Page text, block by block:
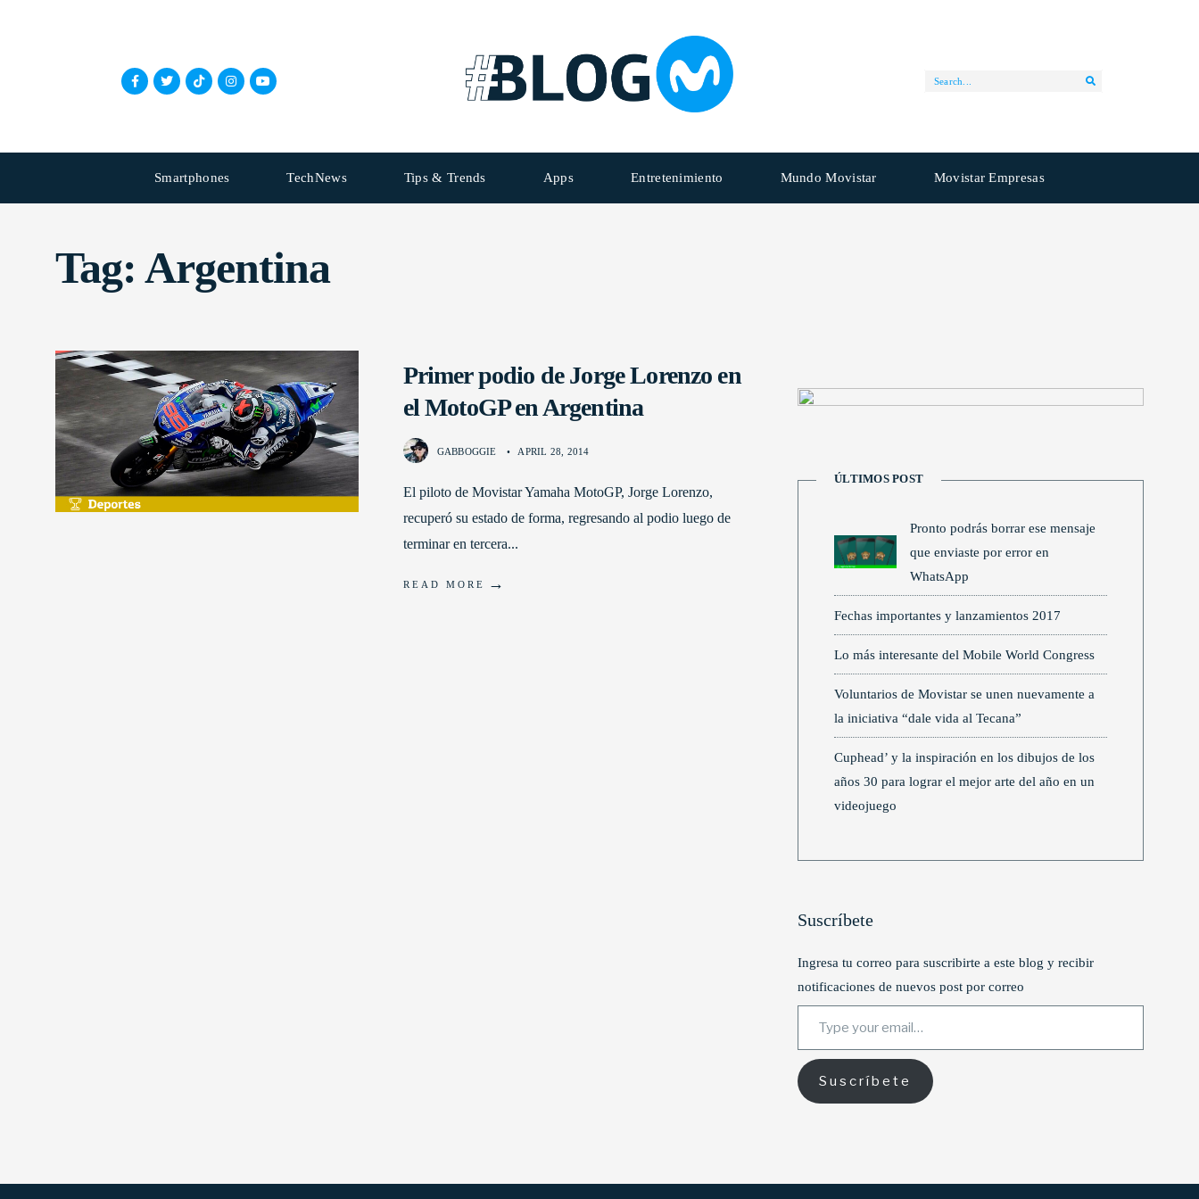
Smartphones TechNews Tips & Trends Apps Entretenimiento Mundo Movistar Movistar Empresas
Tag: Argentina
Primer podio de Jorge Lorenzo en
el MotoGP en Argentina
GABBOGGIE • APRIL 28, 2014
El piloto de Movistar Yamaha MotoGP, Jorge Lorenzo,
recuperó su estado de forma, regresando al podio luego de
terminar en tercera...
READ MORE →
ÚLTIMOS POST
Pronto podrás borrar ese mensaje
que enviaste por error en
WhatsApp
Fechas importantes y lanzamientos 2017
Lo más interesante del Mobile World Congress
Voluntarios de Movistar se unen nuevamente a
la iniciativa “dale vida al Tecana”
Cuphead’ y la inspiración en los dibujos de los
años 30 para lograr el mejor arte del año en un
videojuego
Suscríbete
Ingresa tu correo para suscribirte a este blog y recibir
notificaciones de nuevos post por correo
Type your email…
Suscríbete